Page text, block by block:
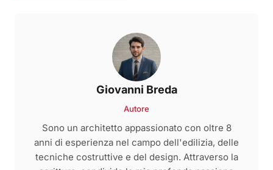
Giovanni Breda
Autore
Sono un architetto appassionato con oltre 8
anni di esperienza nel campo dell'edilizia, delle
tecniche costruttive e del design. Attraverso la